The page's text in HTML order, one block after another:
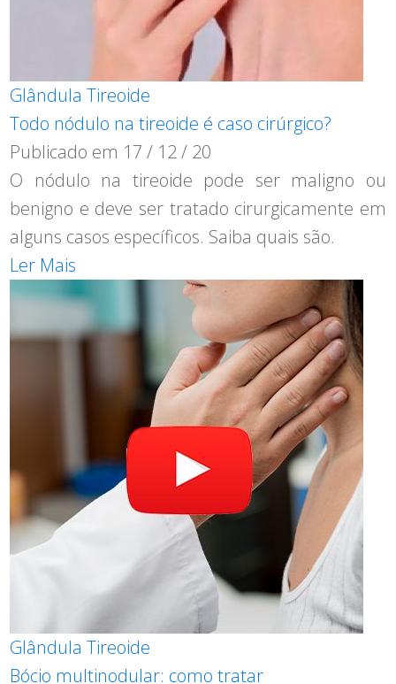
Glândula Tireoide
Todo nódulo na tireoide é caso cirúrgico?
Publicado em 17 / 12 / 20
O nódulo na tireoide pode ser maligno ou
benigno e deve ser tratado cirurgicamente em
alguns casos específicos. Saiba quais são.
Ler Mais
Glândula Tireoide
Bócio multinodular: como tratar